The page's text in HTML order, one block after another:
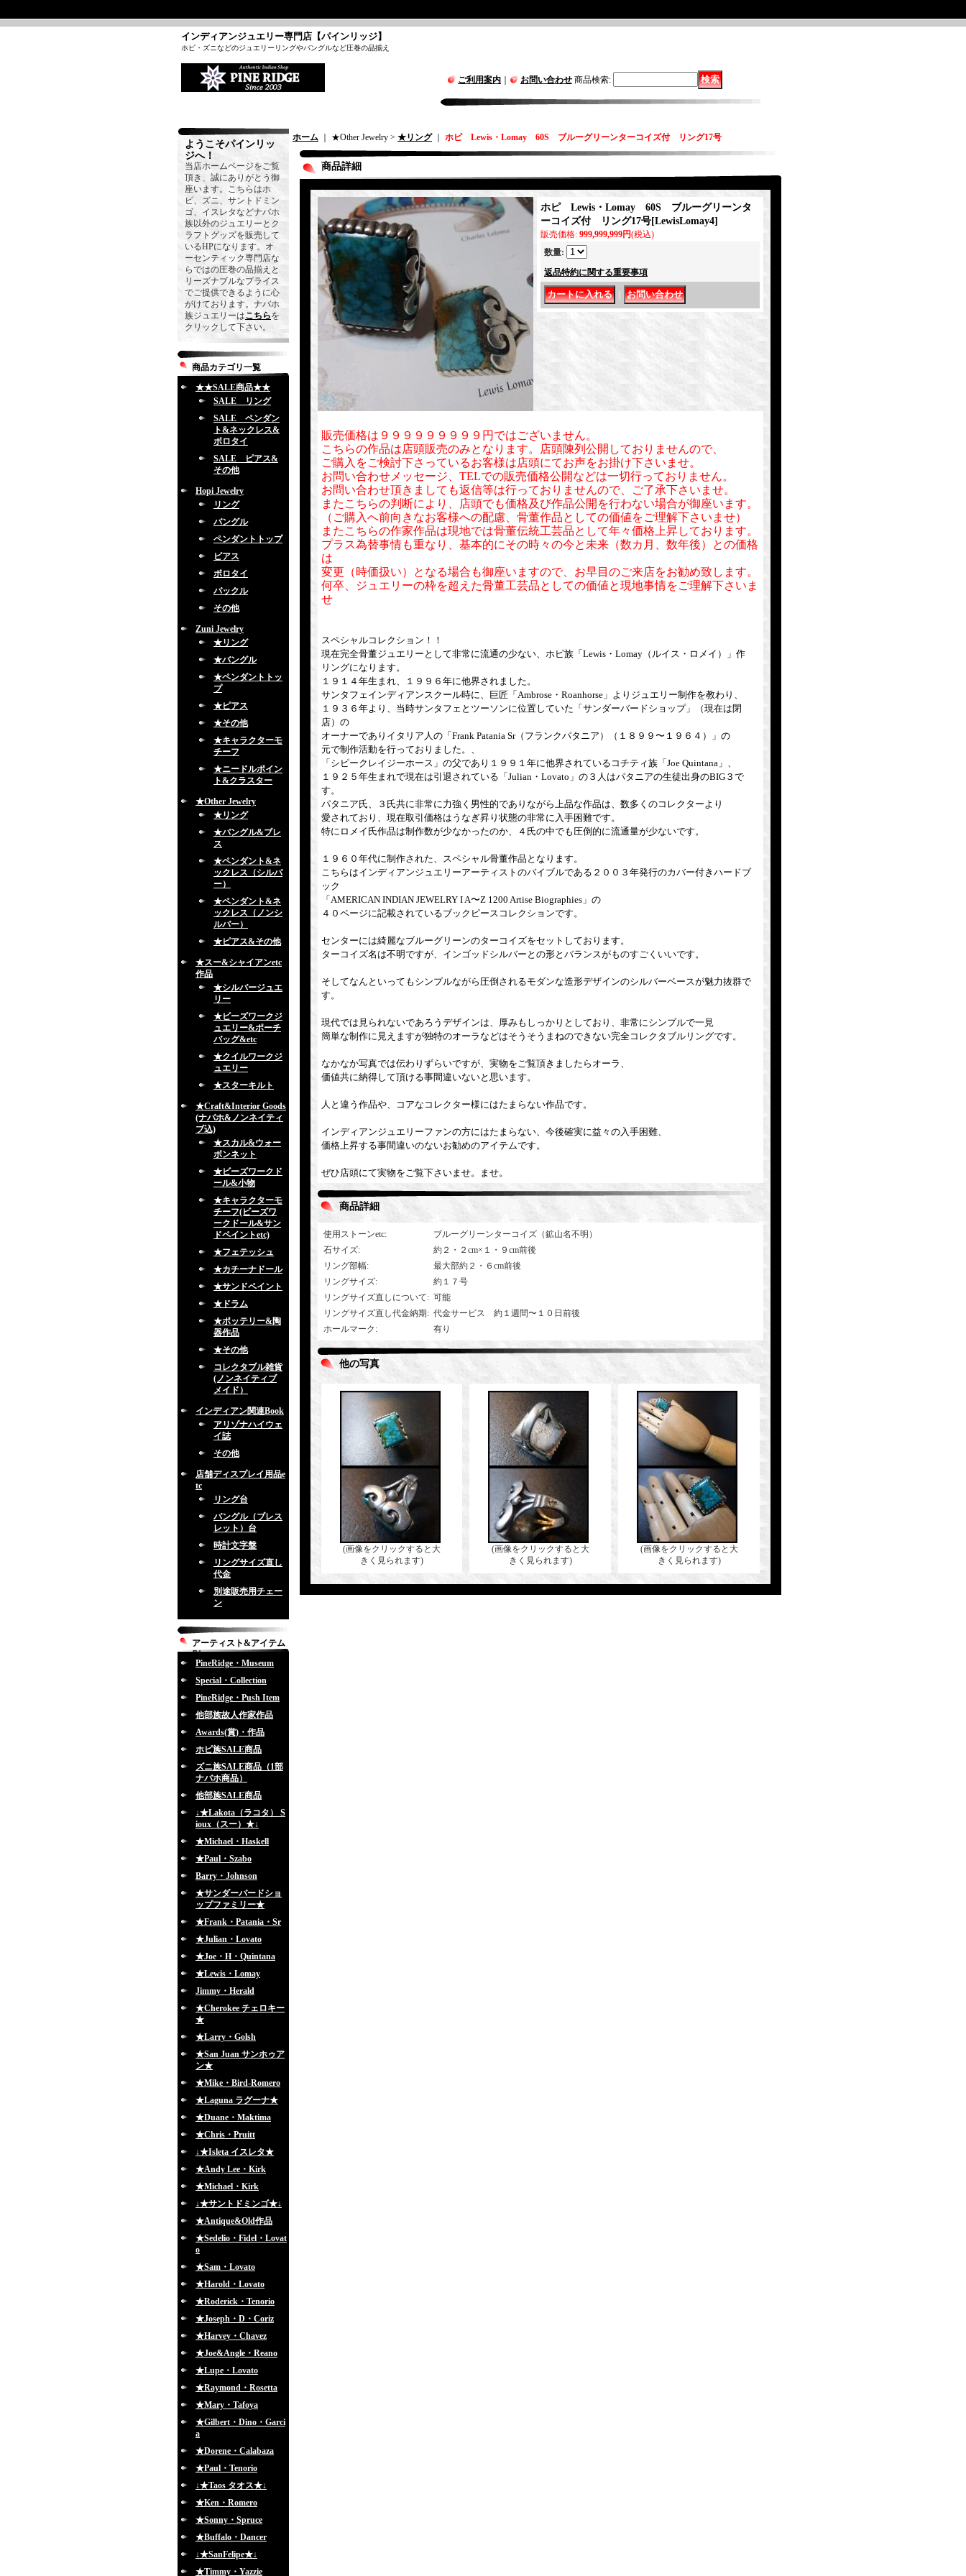
インディアンジュエリー専門店【パインリッジ】
ホピ・ズニなどのジュエリーリングやバングルなど圧巻の品揃え
ご利用案内 お問い合わせ 商品検索:
ようこそパインリッ
ジへ！
当店ホームページをご覧
頂き、誠にありがとう御
座います。こちらはホ
ピ、ズニ、サントドミン
ゴ、イスレタなどナバホ
族以外のジュエリーとク
ラフトグッズを販売して
いるHPになります。オ
ーセンティック専門店な
らではの圧巻の品揃えと
リーズナブルなプライス
でご提供できるように心
がけております。ナバホ
族ジュエリーはこちらを
クリックして下さい。
商品カテゴリ一覧
★★SALE商品★★
SALE リング
SALE ペンダン
ト&ネックレス&
ボロタイ
SALE ピアス&
その他
Hopi Jewelry
リング
バングル
ペンダントトップ
ピアス
ボロタイ
バックル
その他
Zuni Jewelry
★リング
★バングル
★ペンダントトッ
プ
★ピアス
★その他
★キャラクターモ
チーフ
★ニードルポイン
ト&クラスター
★Other Jewelry
★リング
★バングル&ブレ
ス
★ペンダント&ネ
ックレス（シルバ
ー）
★ペンダント&ネ
ックレス（ノンシ
ルバー）
★ピアス&その他
★スー&シャイアンetc
作品
★シルバージュエ
リー
★ビーズワークジ
ュエリー&ポーチ
バッグ&etc
★クイルワークジ
ュエリー
★スターキルト
★Craft&Interior Goods
(ナバホ&ノンネイティ
ブ込)
★スカル&ウォー
ボンネット
★ビーズワークド
ール&小物
★キャラクターモ
チーフ(ビーズワ
ークドール&サン
ドペイントetc)
★フェテッシュ
★カチーナドール
★サンドペイント
★ドラム
★ポッテリー&陶
器作品
★その他
コレクタブル雑貨
(ノンネイティブ
メイド）
インディアン関連Book
アリゾナハイウェ
イ誌
その他
店舗ディスプレイ用品e
tc
リング台
バングル（ブレス
レット）台
時計文字盤
リングサイズ直し
代金
別途販売用チェー
ン
アーティスト&アイテム
別
PineRidge・Museum
Special・Collection
PineRidge・Push Item
他部族故人作家作品
Awards(賞)・作品
ホピ族SALE商品
ズニ族SALE商品（1部
ナバホ商品）
他部族SALE商品
↓★Lakota（ラコタ） S
ioux（スー）★↓
★Michael・Haskell
★Paul・Szabo
Barry・Johnson
★サンダーバードショ
ップファミリー★
★Frank・Patania・Sr
★Julian・Lovato
★Joe・H・Quintana
★Lewis・Lomay
Jimmy・Herald
★Cherokee チェロキー
★
★Larry・Golsh
★San Juan サンホゥア
ン★
★Mike・Bird-Romero
★Laguna ラグーナ★
★Duane・Maktima
★Chris・Pruitt
↓★Isleta イスレタ★
★Andy Lee・Kirk
★Michael・Kirk
↓★サントドミンゴ★↓
★Antique&Old作品
★Sedelio・Fidel・Lovat
o
★Sam・Lovato
★Harold・Lovato
★Roderick・Tenorio
★Joseph・D・Coriz
★Harvey・Chavez
★Joe&Angle・Reano
★Lupe・Lovato
★Raymond・Rosetta
★Mary・Tafoya
★Gilbert・Dino・Garci
a
★Dorene・Calabaza
★Paul・Tenorio
↓★Taos タオス★↓
★Ken・Romero
★Sonny・Spruce
★Buffalo・Dancer
↓★SanFelipe★↓
★Timmy・Yazzie
ホーム ｜ ★Other Jewelry > ★リング｜ ホピ Lewis・Lomay 60S ブルーグリーンターコイズ付 リング17号
商品詳細
ホピ Lewis・Lomay 60S ブルーグリーンタ
ーコイズ付 リング17号[LewisLomay4]
販売価格: 999,999,999円(税込)
数量:
返品特約に関する重要事項
販売価格は９９９９９９９９９円ではございません。
こちらの作品は店頭販売のみとなります。店頭陳列公開しておりませんので、
ご購入をご検討下さっているお客様は店頭にてお声をお掛け下さいませ。
お問い合わせメッセージ、TELでの販売価格公開などは一切行っておりません。
お問い合わせ頂きましても返信等は行っておりませんので、ご了承下さいませ。
またこちらの判断により、店頭でも価格及び作品公開を行わない場合が御座います。
（ご購入へ前向きなお客様への配慮、骨董作品としての価値をご理解下さいませ）
またこちらの作家作品は現地では骨董伝統工芸品として年々価格上昇しております。
プラス為替事情も重なり、基本的にその時々の今と未来（数カ月、数年後）との価格
は
変更（時価扱い）となる場合も御座いますので、お早目のご来店をお勧め致します。
何卒、ジュエリーの枠を超えた骨董工芸品としての価値と現地事情をご理解下さいま
せ
スペシャルコレクション！！
現在完全骨董ジュエリーとして非常に流通の少ない、ホピ族「Lewis・Lomay（ルイス・ロメイ）」作
リングになります。
１９１４年生まれ、１９９６年に他界されました。
サンタフェインディアンスクール時に、巨匠「Ambrose・Roanhorse」よりジュエリー制作を教わり、
１９３６年より、当時サンタフェとツーソンに位置していた「サンダーバードショップ」（現在は閉
店）の
オーナーでありイタリア人の「Frank Patania Sr（フランクパタニア）（１８９９〜１９６４）」の
元で制作活動を行っておりました。、
「シピークレイジーホース」の父であり１９９１年に他界されているコチティ族「Joe Quintana」、
１９２５年生まれで現在は引退されている「Julian・Lovato」の３人はパタニアの生徒出身のBIG３で
す。
パタニア氏、３氏共に非常に力強く男性的でありながら上品な作品は、数多くのコレクターより
愛されており、現在取引価格はうなぎ昇り状態の非常に入手困難です。
特にロメイ氏作品は制作数が少なかったのか、４氏の中でも圧倒的に流通量が少ないです。
１９６０年代に制作された、スペシャル骨董作品となります。
こちらはインディアンジュエリーアーティストのバイブルである２００３年発行のカバー付きハードブ
ック
「AMERICAN INDIAN JEWELRY I A〜Z 1200 Artise Biographies」の
４０ページに記載されているブックピースコレクションです。
センターには綺麗なブルーグリーンのターコイズをセットしております。
ターコイズ名は不明ですが、インゴッドシルバーとの形とバランスがものすごくいいです。
そしてなんといってもシンプルながら圧倒されるモダンな造形デザインのシルバーベースが魅力抜群で
す。
現代では見られないであろうデザインは、厚みもしっかりとしており、非常にシンプルで一見
簡単な制作に見えますが独特のオーラなどはそうそうまねのできない完全コレクタブルリングです。
なかなか写真では伝わりずらいですが、実物をご覧頂きましたらオーラ、
価値共に納得して頂ける事間違いないと思います。
人と違う作品や、コアなコレクター様にはたまらない作品です。
インディアンジュエリーファンの方にはたまらない、今後確実に益々の入手困難、
価格上昇する事間違いのないお勧めのアイテムです。
ぜひ店頭にて実物をご覧下さいませ。ませ。
商品詳細
使用ストーンetc:
ブルーグリーンターコイズ（鉱山名不明）
石サイズ:
約２・２cm×１・９cm前後
リング部幅:
最大部約２・６cm前後
リングサイズ:
約１７号
リングサイズ直しについて: 可能
リングサイズ直し代金納期: 代金サービス 約１週間〜１０日前後
ホールマーク : 有り
他の写真
(画像をクリックすると大
きく見られます)
(画像をクリックすると大
きく見られます)
(画像をクリックすると大
きく見られます)